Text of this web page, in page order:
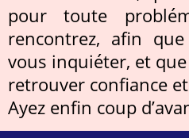
pour toute
rencontrez, afin
vous inquiéter, et
retrouver confiance
Ayez enfin coup